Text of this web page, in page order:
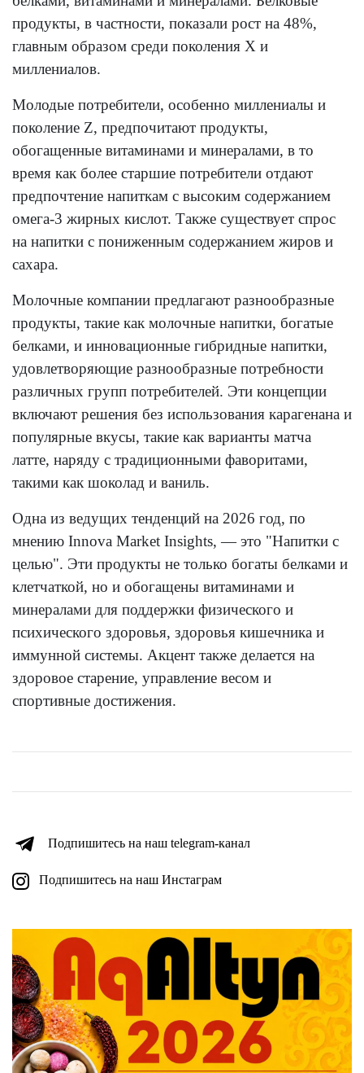
продукты, в частности, показали рост на 48%,
главным образом среди поколения X и
миллениалов.
Молодые потребители, особенно миллениалы и
поколение Z, предпочитают продукты,
обогащенные витаминами и минералами, в то
время как более старшие потребители отдают
предпочтение напиткам с высоким содержанием
омега-3 жирных кислот. Также существует спрос
на напитки с пониженным содержанием жиров и
сахара.
Молочные компании предлагают разнообразные
продукты, такие как молочные напитки, богатые
белками, и инновационные гибридные напитки,
удовлетворяющие разнообразные потребности
различных групп потребителей. Эти концепции
включают решения без использования карагенана и
популярные вкусы, такие как варианты матча
латте, наряду с традиционными фаворитами,
такими как шоколад и ваниль.
Одна из ведущих тенденций на 2026 год, по
мнению Innova Market Insights, — это "Напитки с
целью". Эти продукты не только богаты белками и
клетчаткой, но и обогащены витаминами и
минералами для поддержки физического и
психического здоровья, здоровья кишечника и
иммунной системы. Акцент также делается на
здоровое старение, управление весом и
спортивные достижения.
Подпишитесь на наш telegram-канал
Подпишитесь на наш Инстаграм